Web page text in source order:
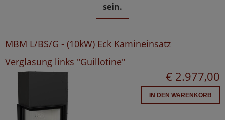
sein.
MBM L/BS/G - (10kW) Eck Kamineinsatz
Verglasung links "Guillotine"
€ 2.977,00
IN DEN WARENKORB